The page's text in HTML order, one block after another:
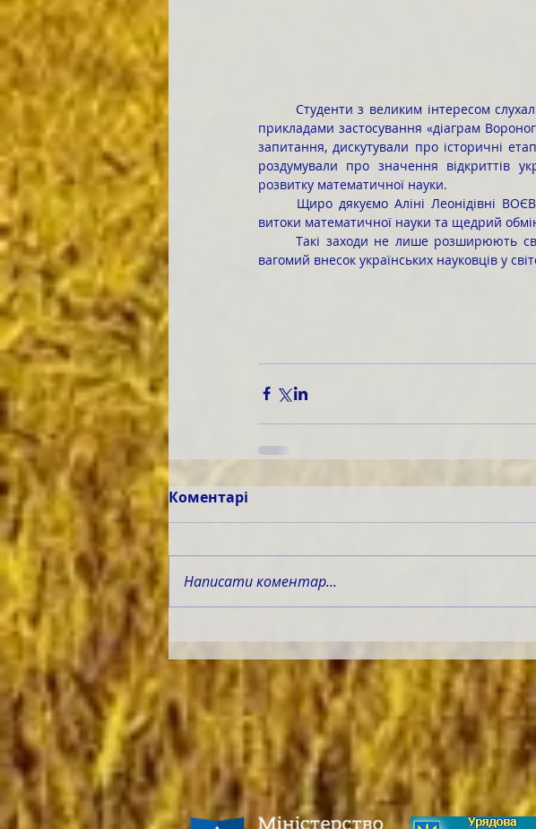
прикладами застосування «діаграм
запитання, дискутували про історичні
роздумували про значення відкриттів
розвитку математичної науки.
витоки математичної науки та щедрий
	Такі заходи не лише розширюють світогляд студентської молоді, а й допомагають їй усвідомити
вагомий внесок українських науковців у
Коментарі
Написати коментар...